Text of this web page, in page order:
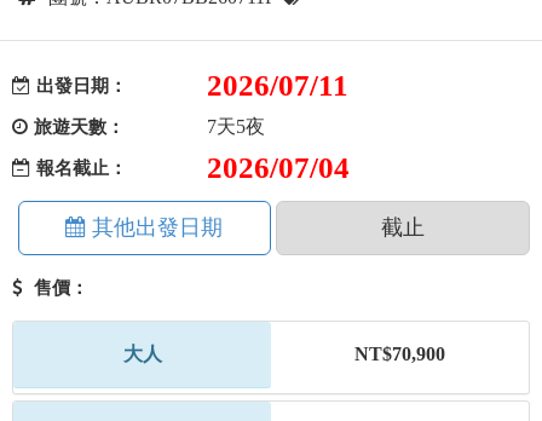
出發日期： 2026/07/11
旅遊天數： 7天5夜
報名截止： 2026/07/04
其他出發日期 截止
售價：
大人 NT$70,900